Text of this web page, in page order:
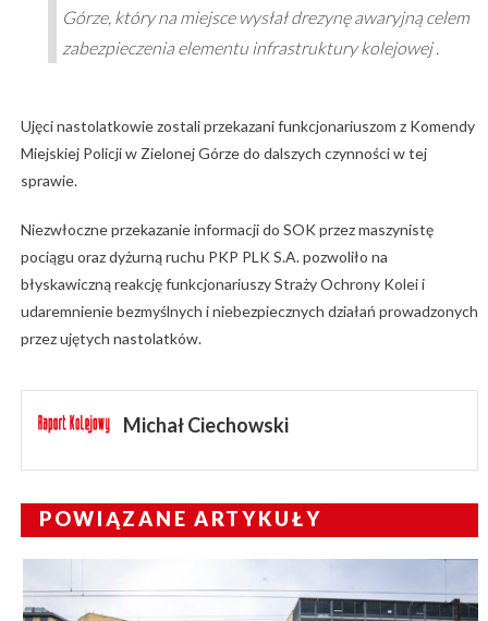
Górze, który na miejsce wysłał drezynę awaryjną celem
zabezpieczenia elementu infrastruktury kolejowej .
Ujęci nastolatkowie zostali przekazani funkcjonariuszom z Komendy
Miejskiej Policji w Zielonej Górze do dalszych czynności w tej
sprawie.
Niezwłoczne przekazanie informacji do SOK przez maszynistę
pociągu oraz dyżurną ruchu PKP PLK S.A. pozwoliło na
błyskawiczną reakcję funkcjonariuszy Straży Ochrony Kolei i
udaremnienie bezmyślnych i niebezpiecznych działań prowadzonych
przez ujętych nastolatków.
Michał Ciechowski
POWIĄZANE ARTYKUŁY